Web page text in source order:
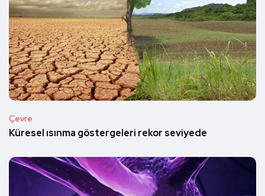
Çevre
Küresel ısınma göstergeleri rekor seviyede